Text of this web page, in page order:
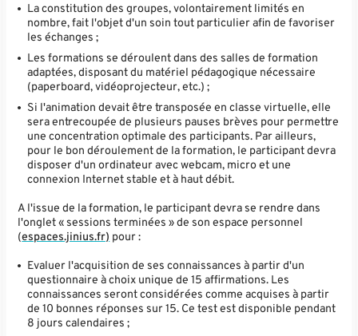
La constitution des groupes, volontairement limités en
nombre, fait l'objet d'un soin tout particulier afin de favoriser
les échanges ;
Les formations se déroulent dans des salles de formation
adaptées, disposant du matériel pédagogique nécessaire
(paperboard, vidéoprojecteur, etc.) ;
Si l'animation devait être transposée en classe virtuelle, elle
sera entrecoupée de plusieurs pauses brèves pour permettre
une concentration optimale des participants. Par ailleurs,
pour le bon déroulement de la formation, le participant devra
disposer d'un ordinateur avec webcam, micro et une
connexion Internet stable et à haut débit.
A l'issue de la formation, le participant devra se rendre dans
l'onglet « sessions terminées » de son espace personnel
(espaces.jinius.fr) pour :
Evaluer l'acquisition de ses connaissances à partir d'un
questionnaire à choix unique de 15 affirmations. Les
connaissances seront considérées comme acquises à partir
de 10 bonnes réponses sur 15. Ce test est disponible pendant
8 jours calendaires ;